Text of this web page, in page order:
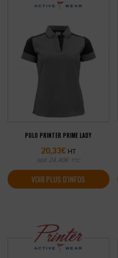
POLO PRINTER PRIME LADY
20,33€ HT
soit 24,40€ TTC
VOIR PLUS D'INFOS